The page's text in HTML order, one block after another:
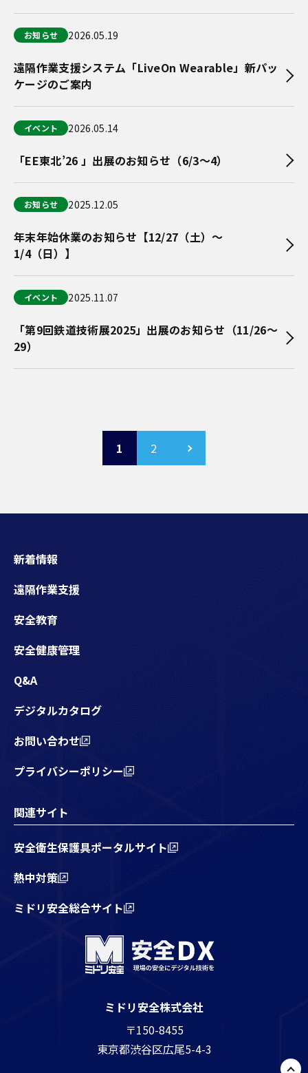
お知らせ 2026.05.19
遠隔作業支援システム「LiveOn Wearable」新パッ
ケージのご案内
イベント 2026.05.14
「EE東北’26 」出展のお知らせ（6/3～4）
お知らせ 2025.12.05
年末年始休業のお知らせ【12/27（土）～
1/4（日）】
イベント 2025.11.07
「第9回鉄道技術展2025」出展のお知らせ（11/26〜
29）
り
1 2
ミドリ安全株式会社
〒150-8455
東京都渋谷区広尾5-4-3
新着情報
遠隔作業支援
安全教育
安全健康管理
Q&A
デジタルカタログ
お問い合わせ
プライバシーポリシー
関連サイト
安全衛生保護具ポータルサイト
熱中対策
ミドリ安全総合サイト